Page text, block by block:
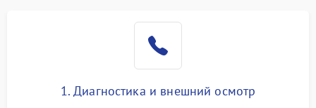
1. Диагностика и внешний осмотр